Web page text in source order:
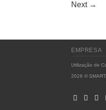
Next →
EMPRESA
Utilização de
2026 ©